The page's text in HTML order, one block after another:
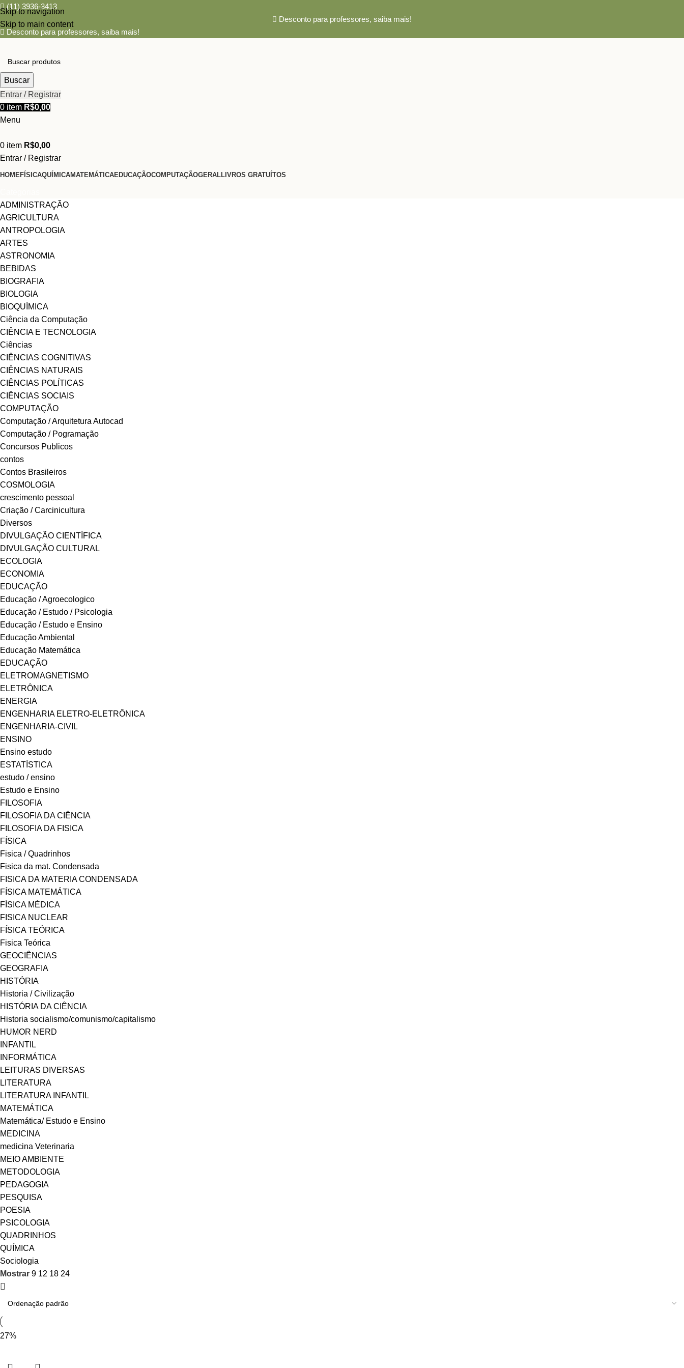
Skip to navigation
Skip to main content
(11) 3936-3413
Desconto para professores, saiba mais!
Desconto para professores, saiba mais!
Buscar
Entrar / Registrar
0 item R$0,00
Menu
0 item R$0,00
Entrar / Registrar
HOMEFÍSICAQUÍMICAMATEMÁTICAEDUCAÇÃOCOMPUTAÇÃOGERALLIVROS GRATUÍTOS
ADMINISTRAÇÃO
AGRICULTURA
ANTROPOLOGIA
ARTES
ASTRONOMIA
BEBIDAS
BIOGRAFIA
BIOLOGIA
BIOQUÍMICA
Ciência da Computação
CIÊNCIA E TECNOLOGIA
Ciências
CIÊNCIAS COGNITIVAS
CIÊNCIAS NATURAIS
CIÊNCIAS POLÍTICAS
CIÊNCIAS SOCIAIS
COMPUTAÇÃO
Computação / Arquitetura Autocad
Computação / Pogramação
Concursos Publicos
contos
Contos Brasileiros
COSMOLOGIA
crescimento pessoal
Criação / Carcinicultura
Diversos
DIVULGAÇÃO CIENTÍFICA
DIVULGAÇÃO CULTURAL
ECOLOGIA
ECONOMIA
EDUCAÇÃO
Educação / Agroecologico
Educação / Estudo / Psicologia
Educação / Estudo e Ensino
Educação Ambiental
Educação Matemática
EDUCAÇÃO
ELETROMAGNETISMO
ELETRÔNICA
ENERGIA
ENGENHARIA ELETRO-ELETRÔNICA
ENGENHARIA-CIVIL
ENSINO
Ensino estudo
ESTATÍSTICA
estudo / ensino
Estudo e Ensino
FILOSOFIA
FILOSOFIA DA CIÊNCIA
FILOSOFIA DA FISICA
FÍSICA
Fisica / Quadrinhos
Fisica da mat. Condensada
FISICA DA MATERIA CONDENSADA
FÍSICA MATEMÁTICA
FÍSICA MÉDICA
FISICA NUCLEAR
FÍSICA TEÓRICA
Fisica Teórica
GEOCIÊNCIAS
GEOGRAFIA
HISTÓRIA
Historia / Civilização
HISTÓRIA DA CIÊNCIA
Historia socialismo/comunismo/capitalismo
HUMOR NERD
INFANTIL
INFORMÁTICA
LEITURAS DIVERSAS
LITERATURA
LITERATURA INFANTIL
MATEMÁTICA
Matemática/ Estudo e Ensino
MEDICINA
medicina Veterinaria
MEIO AMBIENTE
METODOLOGIA
PEDAGOGIA
PESQUISA
POESIA
PSICOLOGIA
QUADRINHOS
QUÍMICA
Sociologia
Mostrar 9 12 18 24